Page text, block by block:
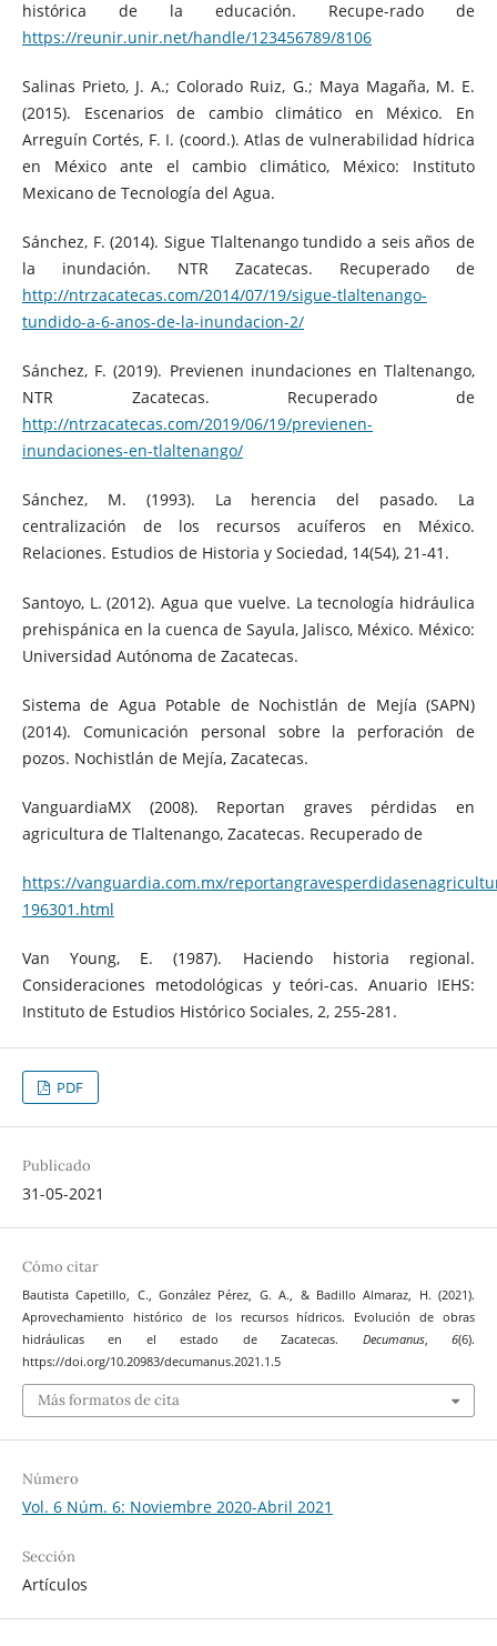
histórica de la educación. Recupe-rado de
https://reunir.unir.net/handle/123456789/8106
Salinas Prieto, J. A.; Colorado Ruiz, G.; Maya Magaña, M. E.
(2015). Escenarios de cambio climático en México. En
Arreguín Cortés, F. I. (coord.). Atlas de vulnerabilidad hídrica
en México ante el cambio climático, México: Instituto
Mexicano de Tecnología del Agua.
Sánchez, F. (2014). Sigue Tlaltenango tundido a seis años de
la inundación. NTR Zacatecas. Recuperado de
http://ntrzacatecas.com/2014/07/19/sigue-tlaltenango-
tundido-a-6-anos-de-la-inundacion-2/
Sánchez, F. (2019). Previenen inundaciones en Tlaltenango,
NTR Zacatecas. Recuperado de
http://ntrzacatecas.com/2019/06/19/previenen-
inundaciones-en-tlaltenango/
Sánchez, M. (1993). La herencia del pasado. La
centralización de los recursos acuíferos en México.
Relaciones. Estudios de Historia y Sociedad, 14(54), 21-41.
Santoyo, L. (2012). Agua que vuelve. La tecnología hidráulica
prehispánica en la cuenca de Sayula, Jalisco, México. México:
Universidad Autónoma de Zacatecas.
Sistema de Agua Potable de Nochistlán de Mejía (SAPN)
(2014). Comunicación personal sobre la perforación de
pozos. Nochistlán de Mejía, Zacatecas.
VanguardiaMX (2008). Reportan graves pérdidas en
agricultura de Tlaltenango, Zacatecas. Recuperado de
https://vanguardia.com.mx/
196301.html
Van Young, E. (1987). Haciendo historia regional.
Consideraciones metodológicas y teóri-cas. Anuario IEHS:
Instituto de Estudios Histórico Sociales, 2, 255-281.
PDF
Publicado
31-05-2021
Cómo citar
Bautista Capetillo, C., González Pérez, G. A., & Badillo Almaraz, H. (2021).
Aprovechamiento histórico de los recursos hídricos. Evolución de obras
hidráulicas en el estado de Zacatecas. Decumanus,6(6).
https://doi.org/10.20983/decumanus.2021.1.5
Más formatos de cita
Número
Vol. 6 Núm. 6: Noviembre 2020-Abril 2021
Sección
Artículos